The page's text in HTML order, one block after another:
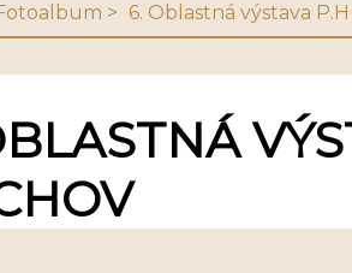
6. Oblastná výstava